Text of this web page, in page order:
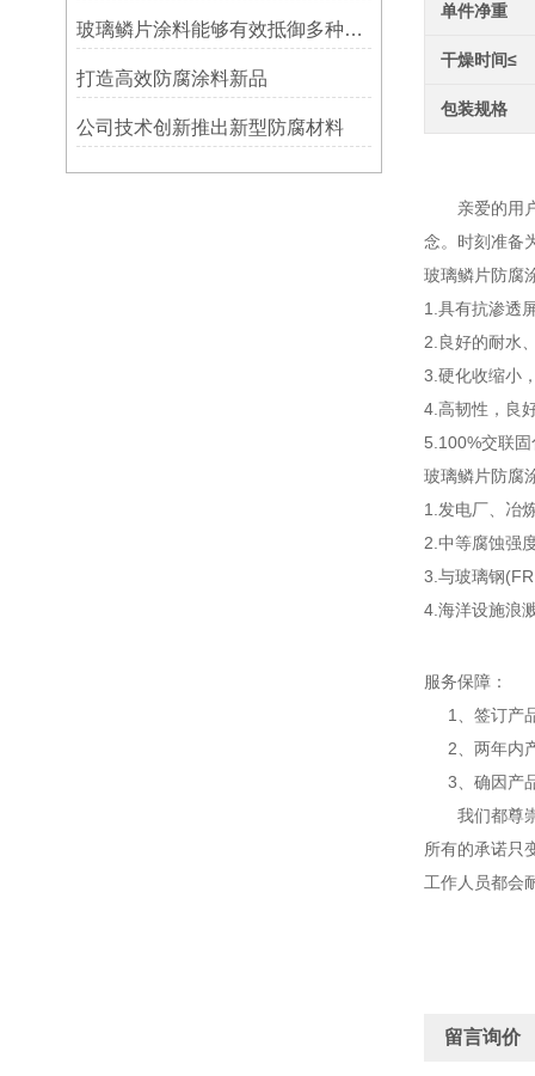
玻璃鳞片涂料能够有效抵御多种化学物质侵蚀
打造高效防腐涂料新品
公司技术创新推出新型防腐材料
单件净重
干燥时间≤
包装规格
亲爱的用户
念。时刻准备
玻璃鳞片防腐
1.具有抗渗透
2.良好的耐水
3.硬化收缩小
4.高韧性，良
5.100%交联
玻璃鳞片防腐
1.发电厂、冶
2.中等腐蚀强
3.与玻璃钢
4.海洋设施浪
服务保障：
1、签订产
2、两年内产
3、确因产品
我们都尊崇
所有的承诺只
工作人员都会
留言询价